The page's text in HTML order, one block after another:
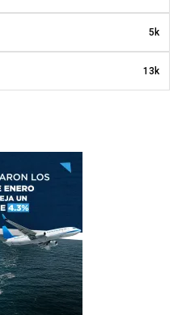
5k
13k